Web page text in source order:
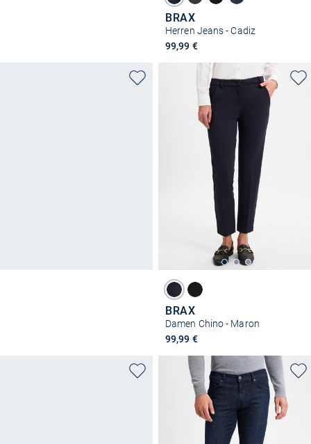
BRAX
Herren Jeans - Cadiz
99,99 €
BRAX
Damen Chino - Maron
99,99 €